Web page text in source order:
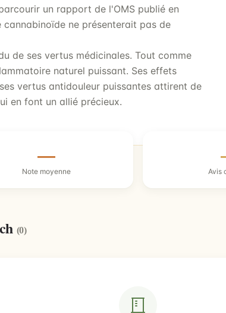
un rapport de l'OMS publié en
ne présenterait pas de
de ses vertus médicinales. Tout comme
naturel puissant. Ses effets
vertus antidouleur puissantes attirent de
en font un allié précieux.
—
Note moyenne Avis
(0)